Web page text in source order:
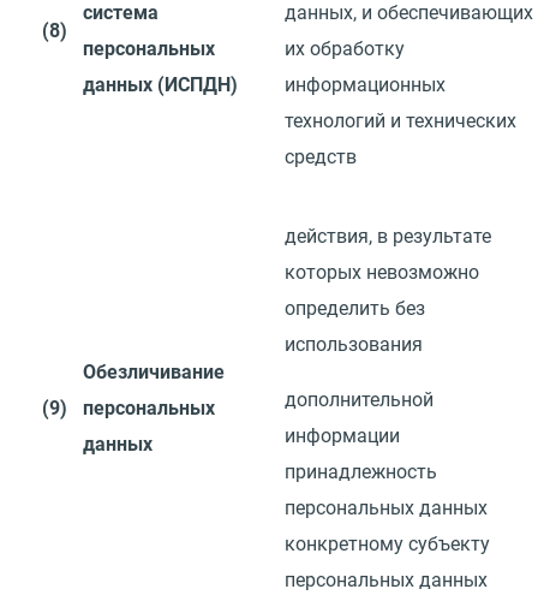
(8)
система
персональных
данных (ИСПДН)
данных, и обеспечивающих
их обработку
информационных
технологий и технических
средств
(9)
Обезличивание
персональных
данных
действия, в результате
которых невозможно
определить без
использования
дополнительной
информации
принадлежность
персональных данных
конкретному субъекту
персональных данных